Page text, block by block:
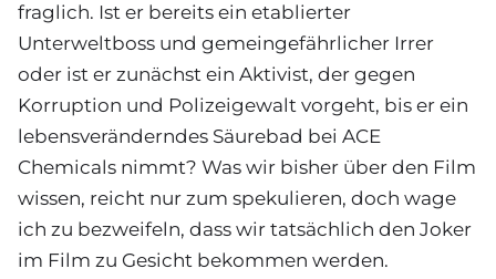
fraglich. Ist er bereits ein etablierter
Unterweltboss und gemeingefährlicher Irrer
oder ist er zunächst ein Aktivist, der gegen
Korruption und Polizeigewalt vorgeht, bis er ein
lebensveränderndes Säurebad bei ACE
Chemicals nimmt? Was wir bisher über den Film
wissen, reicht nur zum spekulieren, doch wage
ich zu bezweifeln, dass wir tatsächlich den Joker
im Film zu Gesicht bekommen werden.